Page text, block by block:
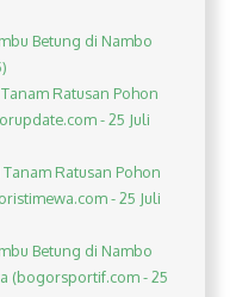
Betung di Nambo
Ratusan Pohon
- 25 Juli
Ratusan Pohon
- 25 Juli
Betung di Nambo
(bogorsportif.com - 25